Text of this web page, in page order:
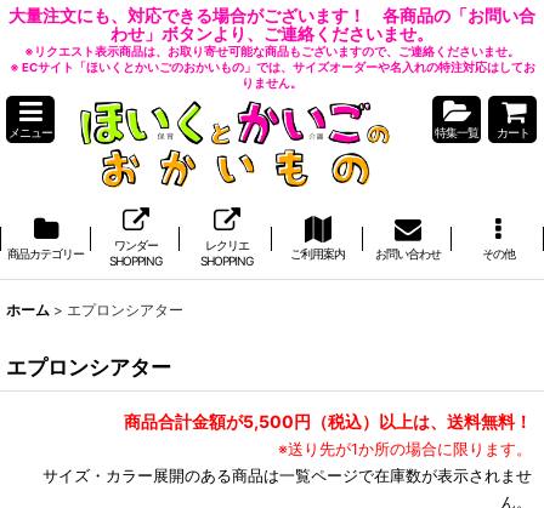
大量注文にも、対応できる場合がございます！ 各商品の「お問い合
わせ」ボタンより、ご連絡くださいませ。
※リクエスト表示商品は、お取り寄せ可能な商品もございますので、ご連絡くださいませ。
※ ECサイト「ほいくとかいごのおかいもの」では、サイズオーダーや名入れの特注対応はしてお
りません。
メニュー 特集一覧 カート
商品カテゴリー
ワンダー
SHOPPING
レクリエ
SHOPPING
ご利用案内 お問い合わせ その他
ホーム > エプロンシアター
エプロンシアター
商品合計金額が5,500円（税込）以上は、送料無料！
※送り先が1か所の場合に限ります。
サイズ・カラー展開のある商品は一覧ページで在庫数が表示されませ
ん。